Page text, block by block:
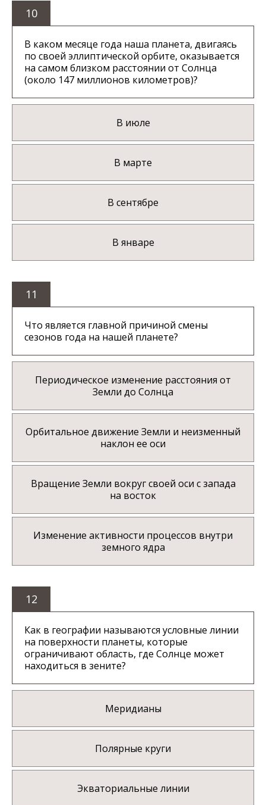
10
В каком месяце года наша планета, двигаясь
по своей эллиптической орбите, оказывается
на самом близком расстоянии от Солнца
(около 147 миллионов километров)?
В июле
В марте
В сентябре
В январе
11
Что является главной причиной смены
сезонов года на нашей планете?
Периодическое изменение расстояния от
Земли до Солнца
Орбитальное движение Земли и неизменный
наклон ее оси
Вращение Земли вокруг своей оси с запада
на восток
Изменение активности процессов внутри
земного ядра
12
Как в географии называются условные линии
на поверхности планеты, которые
ограничивают область, где Солнце может
находиться в зените?
Меридианы
Полярные круги
Экваториальные линии